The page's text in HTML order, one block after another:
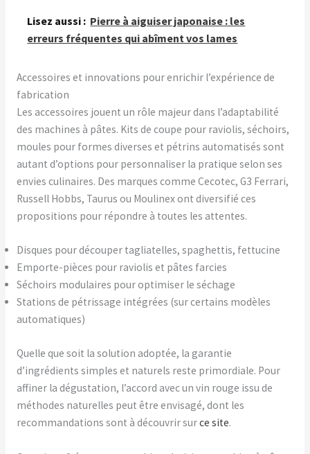
Lisez aussi : Pierre à aiguiser japonaise : les
erreurs fréquentes qui abîment vos lames
Accessoires et innovations pour enrichir l’expérience de
fabrication
Les accessoires jouent un rôle majeur dans l’adaptabilité
des machines à pâtes. Kits de coupe pour raviolis, séchoirs,
moules pour formes diverses et pétrins automatisés sont
autant d’options pour personnaliser la pratique selon ses
envies culinaires. Des marques comme Cecotec, G3 Ferrari,
Russell Hobbs, Taurus ou Moulinex ont diversifié ces
propositions pour répondre à toutes les attentes.
Disques pour découper tagliatelles, spaghettis, fettucine
Emporte-pièces pour raviolis et pâtes farcies
Séchoirs modulaires pour optimiser le séchage
Stations de pétrissage intégrées (sur certains modèles
automatiques)
Quelle que soit la solution adoptée, la garantie
d’ingrédients simples et naturels reste primordiale. Pour
affiner la dégustation, l’accord avec un vin rouge issu de
méthodes naturelles peut être envisagé, dont les
recommandations sont à découvrir surce site.